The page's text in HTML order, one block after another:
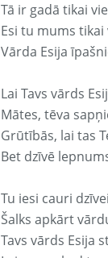
Tā ir gadā tikai
Esi tu mums tikai
Vārda Esija
Lai Tavs vārds
Mātes, tēva
Grūtībās, lai tas
Bet dzīvē
Tu iesi cauri
Šalks apkārt
Tavs vārds Esija